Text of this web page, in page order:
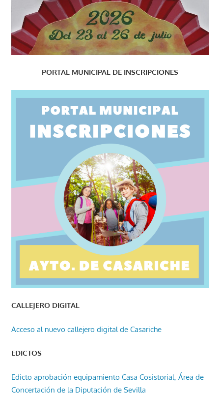
PORTAL MUNICIPAL DE INSCRIPCIONES
CALLEJERO DIGITAL
Acceso al nuevo callejero digital de Casariche
EDICTOS
Edicto aprobación equipamiento Casa Cosistorial, Área de
Concertación de la Diputación de Sevilla